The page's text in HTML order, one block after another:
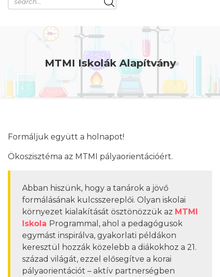
MTMI Iskolák Alapítvány
Formáljuk együtt a holnapot!
Ökoszisztéma az MTMI pályaorientációért.
Abban hiszünk, hogy a tanárok a jövő
formálásának kulcsszereplői. Olyan iskolai
környezet kialakítását ösztönözzük az MTMI
Iskola Programmal, ahol a pedagógusok
egymást inspirálva, gyakorlati példákon
keresztül hozzák közelebb a diákokhoz a 21.
század világát, ezzel elősegítve a korai
pályaorientációt – aktív partnerségben